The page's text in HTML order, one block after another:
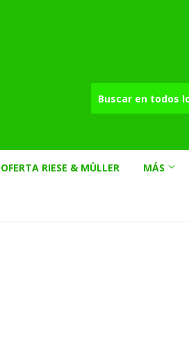
OFERTA RIESE & MÜLLER MÁS